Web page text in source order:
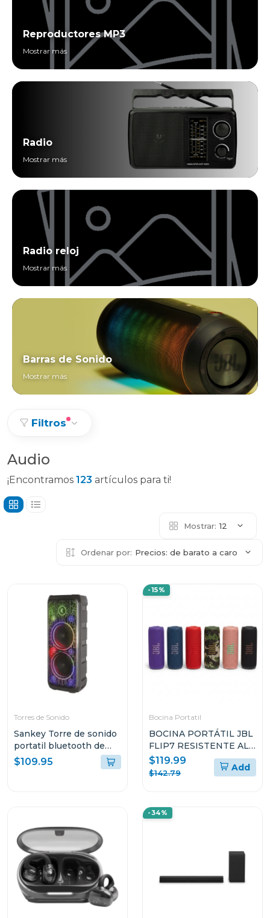
Reproductores MP3
Mostrar más
Radio
Mostrar más
Radio reloj
Mostrar más
Barras de Sonido
Mostrar más
Filtros
Audio
¡Encontramos 123 artículos para ti!
Mostrar: 12
Ordenar por: Precios: de barato a caro
Torres de Sonido
Sankey Torre de sonido
portatil bluetooth de
50w rms 10dcc54t
$109.95
-15%
Bocina Portatil
BOCINA PORTÁTIL JBL
FLIP7 RESISTENTE AL
AGUA Y A LAS CAÍDAS
$119.99
$142.79
Add
-34%